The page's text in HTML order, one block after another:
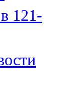
121-